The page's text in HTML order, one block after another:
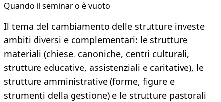
Quando il seminario è vuoto
Il tema del cambiamento delle strutture investe
ambiti diversi e complementari: le strutture
materiali (chiese, canoniche, centri culturali,
strutture educative, assistenziali e caritative), le
strutture amministrative (forme, figure e
strumenti della gestione) e le strutture pastorali